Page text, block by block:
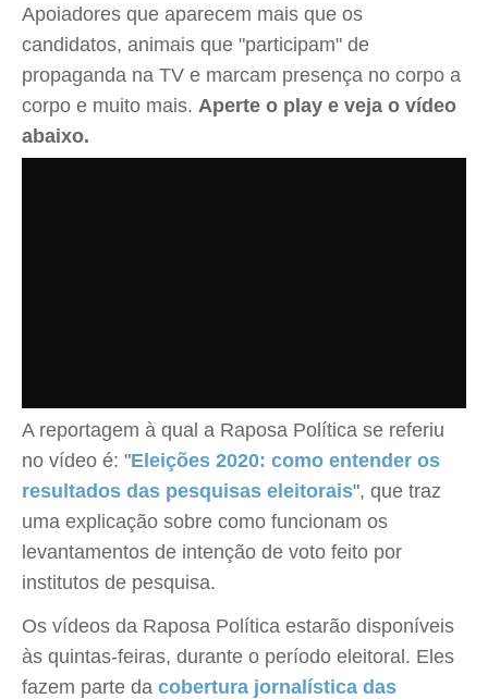
Apoiadores que aparecem mais que os
candidatos, animais que "participam" de
propaganda na TV e marcam presença no corpo a
corpo e muito mais. Aperte o play e veja o vídeo
abaixo.
A reportagem à qual a Raposa Política se referiu
no vídeo é: "Eleições 2020: como entender os
resultados das pesquisas eleitorais", que traz
uma explicação sobre como funcionam os
levantamentos de intenção de voto feito por
institutos de pesquisa.
Os vídeos da Raposa Política estarão disponíveis
às quintas-feiras, durante o período eleitoral. Eles
fazem parte da cobertura jornalística das